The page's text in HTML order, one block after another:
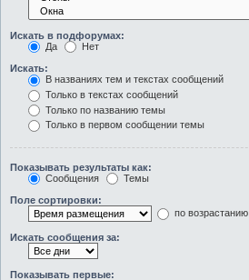
Искать в подфорумах:
Да
Нет
Искать:
В названиях тем и текстах сообщений
Только в текстах сообщений
Только по названию темы
Только в первом сообщении темы
Показывать результаты как:
Сообщения
Темы
Поле сортировки:
по возрастанию
Искать сообщения за:
Показывать первые: